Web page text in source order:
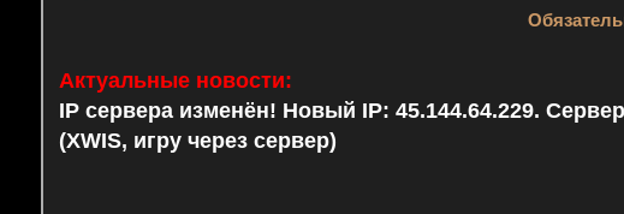
Актуальные новости:
IP сервера изменён! Новый IP: 45.144.64.229.
(XWIS, игру через сервер)